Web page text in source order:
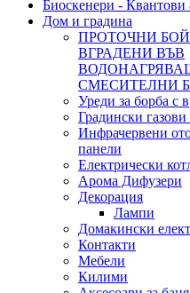
Биоскенери - Квантови
Дом и градина
ПРОТОЧНИ
ВГРАДЕНИ ВЪВ
СМЕСИТЕЛНИ
Уреди за борба с
Градински
Инфрачервени
панели
Електрически
Арома Дифузери
Декорация
Лампи
Домакински
Контакти
Мебели
Килими